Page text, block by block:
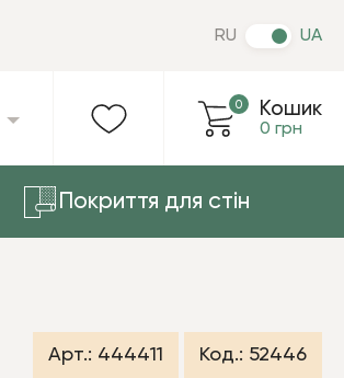
Кошик
0 грн
0
RU UA
Покриття для стін
Арт.: 444411 Код.: 52446